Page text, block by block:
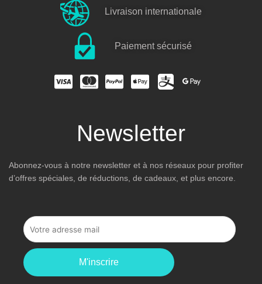
Livraison internationale
Paiement sécurisé
Newsletter
Abonnez-vous à notre newsletter et à nos réseaux pour profiter
d’offres spéciales, de réductions, de cadeaux, et plus encore.
M'inscrire